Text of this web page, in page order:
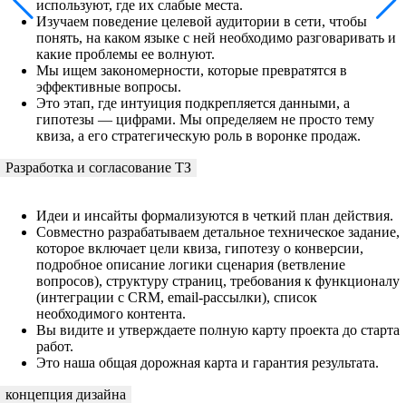
используют, где их слабые места.
Изучаем поведение целевой аудитории в сети, чтобы
понять, на каком языке с ней необходимо разговаривать и
какие проблемы ее волнуют.
Мы ищем закономерности, которые превратятся в
эффективные вопросы.
Это этап, где интуиция подкрепляется данными, а
гипотезы — цифрами. Мы определяем не просто тему
квиза, а его стратегическую роль в воронке продаж.
Разработка и согласование ТЗ
Идеи и инсайты формализуются в четкий план действия.
Совместно разрабатываем детальное техническое задание,
которое включает цели квиза, гипотезу о конверсии,
подробное описание логики сценария (ветвление
вопросов), структуру страниц, требования к функционалу
(интеграции с CRM, email-рассылки), список
необходимого контента.
Вы видите и утверждаете полную карту проекта до старта
работ.
Это наша общая дорожная карта и гарантия результата.
концепция дизайна